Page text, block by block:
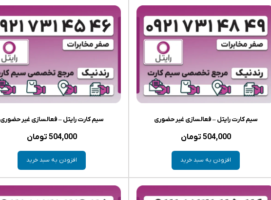
سیم کارت رایتل – فعالسازی غیر حضوری
504,000 تومان
افزودن به سبد خرید
سیم کارت رایتل – فعالسازی غیر حضوری
504,000 تومان
افزودن به سبد خرید